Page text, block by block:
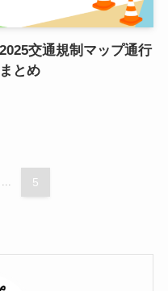
交通規制マップ通行
とめ
... 5